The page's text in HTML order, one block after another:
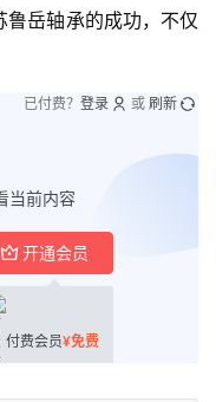
鲁岳轴承的成功，不仅
当前内容
开通会员
付费会员¥免费
已付费？ 登录 或 刷新